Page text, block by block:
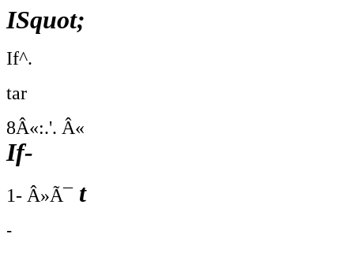
ISquot;
If^.
tar
8Â«:.'. Â«
If-
1- Â»Ã¯t
-